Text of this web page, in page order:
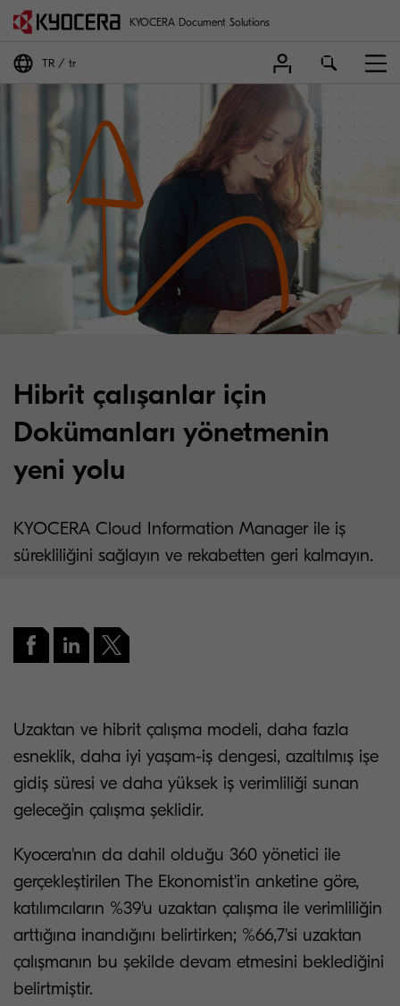
KYOCERA Document Solutions
TR tr
Hibrit çalışanlar için
Dokümanları yönetmenin
yeni yolu
KYOCERA Cloud Information Manager ile iş
sürekliliğini sağlayın ve rekabetten geri kalmayın.
Uzaktan ve hibrit çalışma modeli, daha fazla
esneklik, daha iyi yaşam-iş dengesi, azaltılmış işe
gidiş süresi ve daha yüksek iş verimliliği sunan
geleceğin çalışma şeklidir.
Kyocera'nın da dahil olduğu 360 yönetici ile
gerçekleştirilen The Ekonomist'in anketine göre,
katılımcıların %39'u uzaktan çalışma ile verimliliğin
arttığına inandığını belirtirken; %66,7'si uzaktan
çalışmanın bu şekilde devam etmesini beklediğini
belirtmiştir.